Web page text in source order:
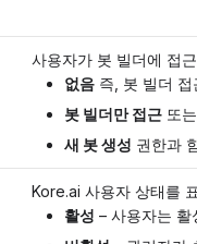
사용자가 봇 빌더에 접
없음 즉, 봇 빌더 접
봇 빌더만 접근 또는
새 봇 생성 권한과
Kore.ai 사용자 상태를
활성 – 사용자는 활